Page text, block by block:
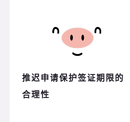
推迟申请保护签证期限的
合理性